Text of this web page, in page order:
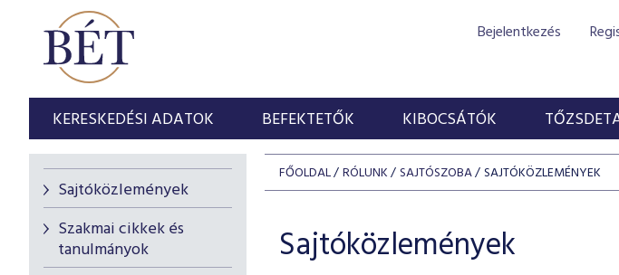
Bejelentkezés
KERESKEDÉSI ADATOK BEFEKTETŐK KIBOCSÁTÓK
Sajtóközlemények
Szakmai cikkek és
tanulmányok
FŐOLDAL RÓLUNK SAJTÓSZOBA SAJTÓKÖZLEMÉNYEK
Sajtóközlemények